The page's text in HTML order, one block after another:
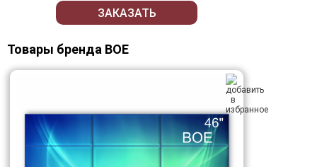
ЗАКАЗАТЬ
Товары бренда BOE